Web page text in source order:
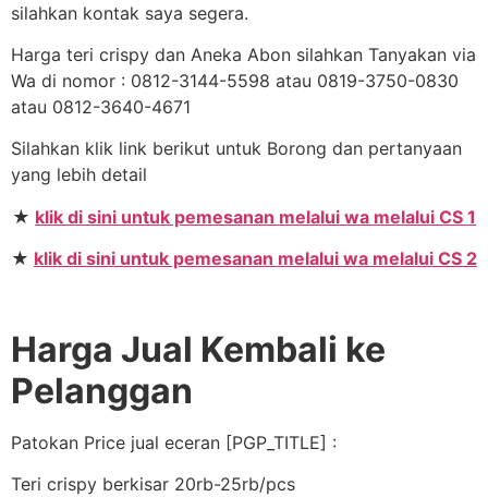
silahkan kontak saya segera.
Harga teri crispy dan Aneka Abon silahkan Tanyakan via
Wa di nomor : 0812-3144-5598 atau 0819-3750-0830
atau 0812-3640-4671
Silahkan klik link berikut untuk Borong dan pertanyaan
yang lebih detail
★ klik di sini untuk pemesanan melalui wa melalui CS 1
★ klik di sini untuk pemesanan melalui wa melalui CS 2
Harga Jual Kembali ke
Pelanggan
Patokan Price jual eceran [PGP_TITLE] :
Teri crispy berkisar 20rb-25rb/pcs